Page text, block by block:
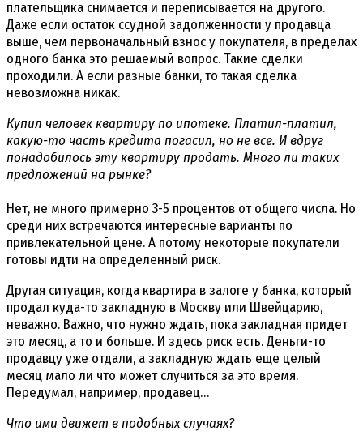
плательщика снимается и переписывается на другого.
Даже если остаток ссудной задолженности у продавца
выше, чем первоначальный взнос у покупателя, в пределах
одного банка это решаемый вопрос. Такие сделки
проходили. А если разные банки, то такая сделка
невозможна никак.
Купил человек квартиру по ипотеке. Платил-платил,
какую-то часть кредита погасил, но не все. И вдруг
понадобилось эту квартиру продать. Много ли таких
предложений на рынке?
Нет, не много примерно 3-5 процентов от общего числа. Но
среди них встречаются интересные варианты по
привлекательной цене. А потому некоторые покупатели
готовы идти на определенный риск.
Другая ситуация, когда квартира в залоге у банка, который
продал куда-то закладную в Москву или Швейцарию,
неважно. Важно, что нужно ждать, пока закладная придет
это месяц, а то и больше. И здесь риск есть. Деньги-то
продавцу уже отдали, а закладную ждать еще целый
месяц мало ли что может случиться за это время.
Передумал, например, продавец…
Что ими движет в подобных случаях?